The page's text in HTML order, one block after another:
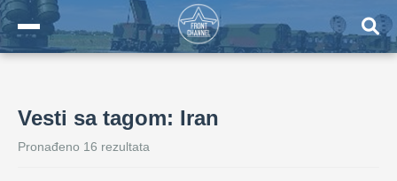
Vesti sa tagom: Iran
Pronađeno 16 rezultata